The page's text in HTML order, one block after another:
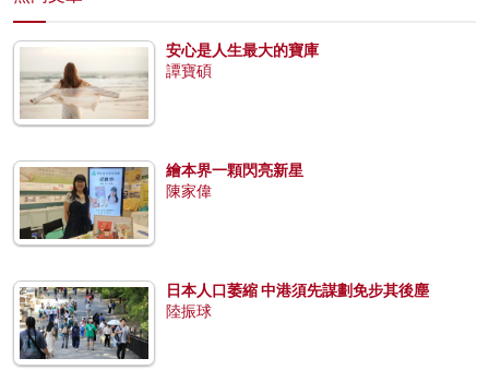
安心是人生最大的寶庫
譚寶碩
繪本界一顆閃亮新星
陳家偉
日本人口萎縮 中港須先謀劃免步其後塵
陸振球